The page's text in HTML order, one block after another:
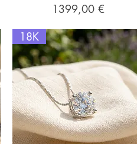
Prezzo
1399,00 €
18K